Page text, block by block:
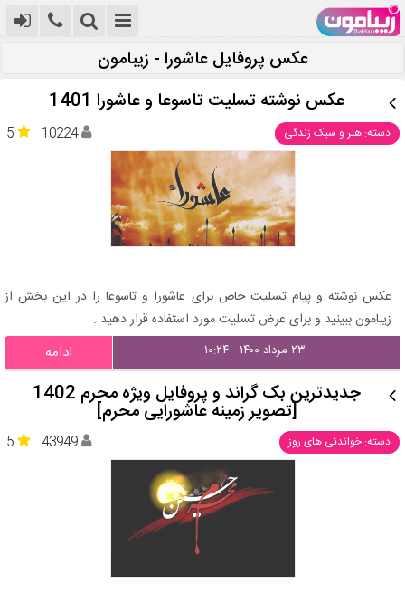
عکس پروفایل عاشورا - زیبامون
عکس نوشته تسلیت تاسوعا و عاشورا 1401
دسته: هنر و سبک زندگی 5 10224
عکس نوشته و پیام تسلیت خاص برای عاشورا و تاسوعا را در این بخش از
زیبامون ببینید و برای عرض تسلیت مورد استفاده قرار دهید .
۲۳ مرداد ۱۴۰۰ - ۱۰:۲۴ ادامه
جدیدترین بک گراند و پروفایل ویژه محرم 1402
[تصویر زمینه عاشورایی محرم]
دسته: خواندنی های روز 5 43949